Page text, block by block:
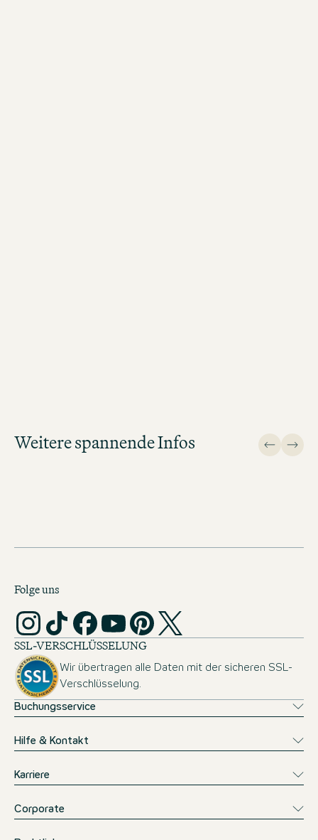
Weitere spannende Infos
JOBSUCHE
Folge uns
SSL-VERSCHLÜSSELUNG
Wir übertragen alle Daten mit der sicheren SSL-
Verschlüsselung.
Buchungsservice
Hilfe & Kontakt
Karriere
Corporate